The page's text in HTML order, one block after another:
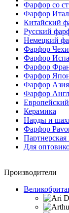
Фарфор со
Фарфор
Китайский
Русский
Немецкий
Фарфор
Фарфор
Фарфор
Фарфор
Фарфор Азия
Фарфор
Керамика
Нарды и
Фарфор
Для
Производители